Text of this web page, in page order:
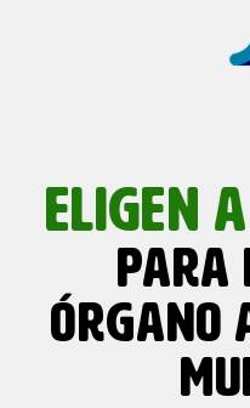
ELIGEN
PARA
ÓRGANO